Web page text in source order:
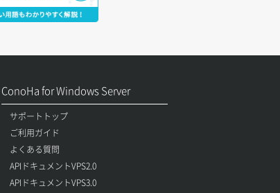
ConoHa for Windows Server
サポートトップ
ご利用ガイド
よくある質問
APIドキュメントVPS2.0
APIドキュメントVPS3.0